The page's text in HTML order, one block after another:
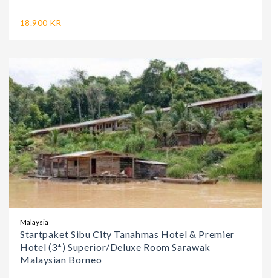
18.900 KR
Malaysia
Startpaket Sibu City Tanahmas Hotel & Premier
Hotel (3*) Superior/Deluxe Room Sarawak
Malaysian Borneo